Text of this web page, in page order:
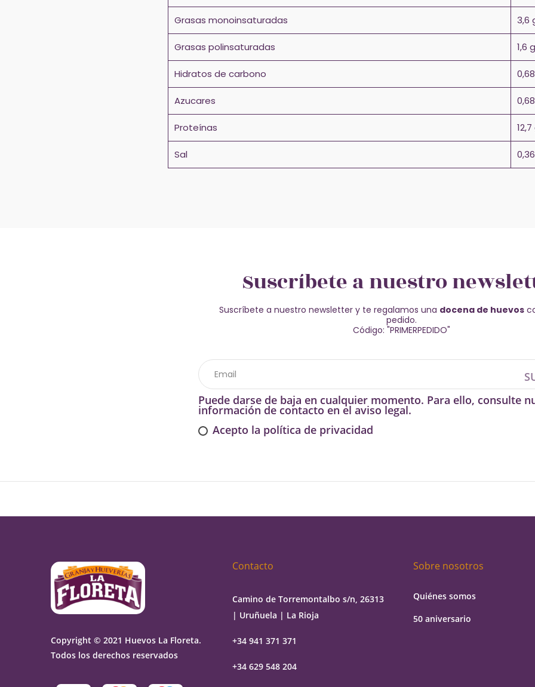
Grasas monoinsaturadas 3,6
Grasas polinsaturadas 1,6 g
Hidratos de carbono
Azucares
Proteínas
Sal
Suscríbete a nuestro
Suscríbete a nuestro newsletter y te regalamos una docena de huevos
pedido.
Código: "PRIMERPEDIDO"
Puede darse de baja en cualquier momento. Para ello, consulte
información de contacto en el aviso legal.
Acepto la política de privacidad
Copyright © 2021 Huevos La Floreta.
Todos los derechos reservados
Contacto
Camino de Torremontalbo s/n, 26313
| Uruñuela | La Rioja
+34 941 371 371
+34 629 548 204
Sobre nosotros
Quiénes somos
50 aniversario